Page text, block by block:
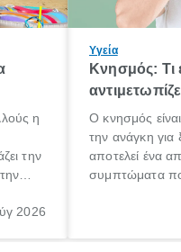
η
την
2026
Υγεία
Κνησμός: Τι
Ο κνησμός
την ανάγκη για
αποτελεί ένα
συμπτώματα
πληροφορίες